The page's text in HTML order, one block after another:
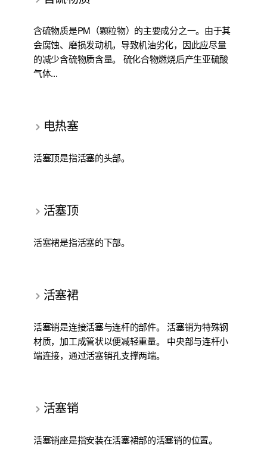
含硫物质是PM（颗粒物）的主要成分之一。由于其
会腐蚀、磨损发动机，导致机油劣化，因此应尽量
的减少含硫物质含量。 硫化合物燃烧后产生亚硫酸
气体...
电热塞
活塞顶是指活塞的头部。
活塞顶
活塞裙是指活塞的下部。
活塞裙
活塞销是连接活塞与连杆的部件。 活塞销为特殊钢
材质，加工成管状以便减轻重量。 中央部与连杆小
端连接，通过活塞销孔支撑两端。
活塞销
活塞销座是指安装在活塞裙部的活塞销的位置。